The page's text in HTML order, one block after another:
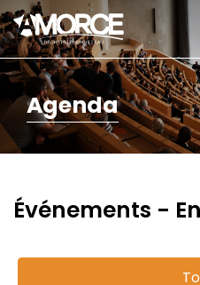
Agenda
Événements -